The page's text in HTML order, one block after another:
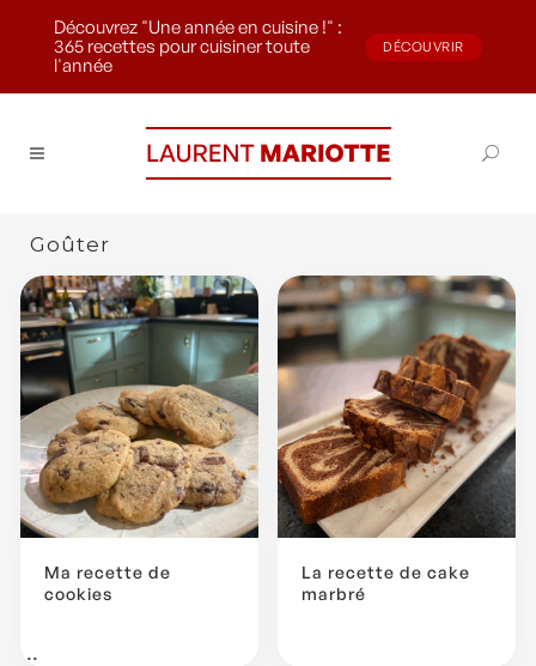
Découvrez "Une année en cuisine !" :
365 recettes pour cuisiner toute
l'année
DÉCOUVRIR
Goûter
Ma recette de
cookies
...
La recette de cake
marbré